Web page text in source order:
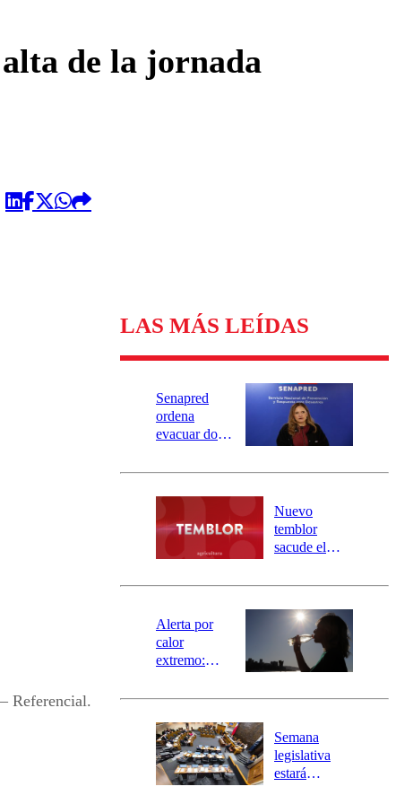
de la jornada
Referencial.
LAS MÁS LEÍDAS
Senapred
ordena
evacuar dos
Carahue por
río Damas:
activa
mensajería
SAE
Nuevo
temblor
sacude el
revisa la
epicentro
Alerta por
calor
extremo:
activa Alerta
Preventiva en
tres comunas
Semana
legislativa
estará